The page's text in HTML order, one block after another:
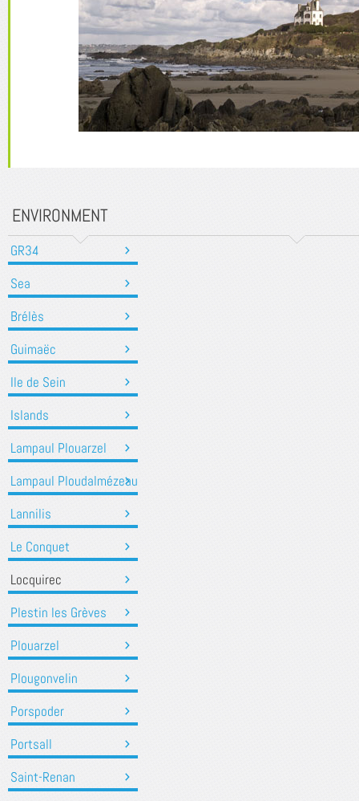
ENVIRONMENT
GR34
Sea
Brélès
Guimaëc
Ile de Sein
Islands
Lampaul Plouarzel
Lampaul Ploudalmézeau
Lannilis
Le Conquet
Locquirec
Plestin les Grèves
Plouarzel
Plougonvelin
Porspoder
Portsall
Saint-Renan